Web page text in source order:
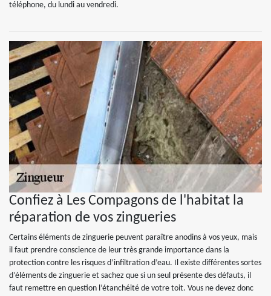
téléphone, du lundi au vendredi.
Confiez à Les Compagons de l'habitat la
réparation de vos zingueries
Certains éléments de zinguerie peuvent paraître anodins à vos yeux, mais
il faut prendre conscience de leur très grande importance dans la
protection contre les risques d’infiltration d’eau. Il existe différentes sortes
d’éléments de zinguerie et sachez que si un seul présente des défauts, il
faut remettre en question l’étanchéité de votre toit. Vous ne devez donc